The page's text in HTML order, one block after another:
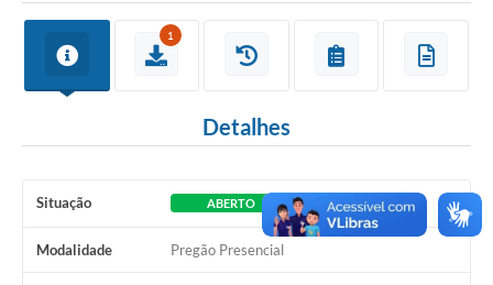
1
Detalhes
Situação ABERTO
Modalidade Pregão Presencial